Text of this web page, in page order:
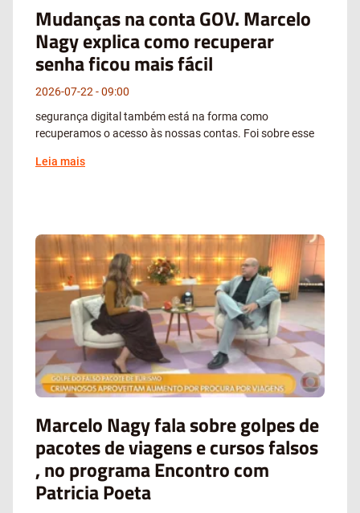
Mudanças na conta GOV. Marcelo
Nagy explica como recuperar
senha ficou mais fácil
2026-07-22
09:00
segurança digital também está na forma como
recuperamos o acesso às nossas contas. Foi sobre esse
Leia mais
Marcelo Nagy fala sobre golpes de
pacotes de viagens e cursos falsos
, no programa Encontro com
Patricia Poeta